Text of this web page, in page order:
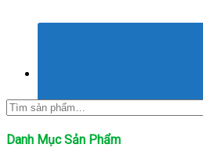
Tìm
kiếm:
Danh Mục Sản Phẩm